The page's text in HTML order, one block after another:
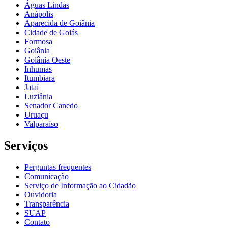
Águas Lindas
Anápolis
Aparecida de Goiânia
Cidade de Goiás
Formosa
Goiânia
Goiânia Oeste
Inhumas
Itumbiara
Jataí
Luziânia
Senador Canedo
Uruaçu
Valparaíso
Serviços
Perguntas frequentes
Comunicação
Serviço de Informação ao Cidadão
Ouvidoria
Transparência
SUAP
Contato